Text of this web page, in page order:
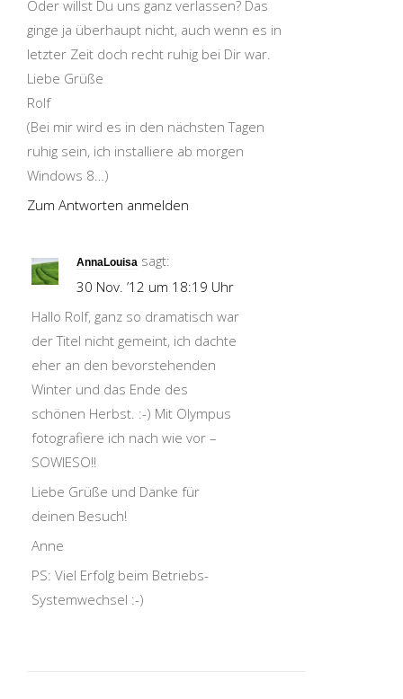
Oder willst Du uns ganz verlassen? Das
ginge ja überhaupt nicht, auch wenn es in
letzter Zeit doch recht ruhig bei Dir war.
Liebe Grüße
Rolf
(Bei mir wird es in den nächsten Tagen
ruhig sein, ich installiere ab morgen
Windows 8…)
Zum Antworten anmelden
AnnaLouisa sagt:
30 Nov. ’12 um 18:19 Uhr
Hallo Rolf, ganz so dramatisch war
der Titel nicht gemeint, ich dachte
eher an den bevorstehenden
Winter und das Ende des
schönen Herbst. :-) Mit Olympus
fotografiere ich nach wie vor –
SOWIESO!!
Liebe Grüße und Danke für
deinen Besuch!
Anne
PS: Viel Erfolg beim Betriebs-
Systemwechsel :-)